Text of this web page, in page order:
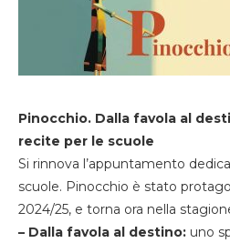
Pinocchio. Dalla favola al
recite per le scuole
Si rinnova l’appuntamento
scuole. Pinocchio è stato
2024/25, e torna ora nella
– Dalla favola al destino: uno